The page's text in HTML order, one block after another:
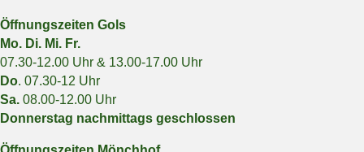
Öffnungszeiten Gols
Mo. Di. Mi. Fr.
07.30-12.00 Uhr & 13.00-17.00 Uhr
Do. 07.30-12 Uhr
Sa. 08.00-12.00 Uhr
Donnerstag nachmittags geschlossen